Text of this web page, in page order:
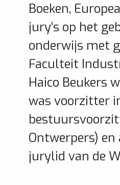
Boeken,
jury’s op het
onderwijs met
Faculteit
Haico Beukers
was voor­zitter
Ontwerpers)
jurylid van de